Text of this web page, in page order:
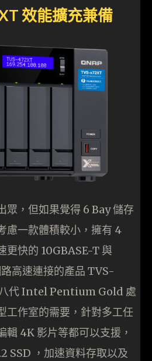
效能擴充兼備
眾，但如果覺得 6 Bay 儲存
慮一款體積較小，擁有 4
更快的 10GBASE-T 與
高速連接的產品 TVS-
代 Intel Pentium Gold 處
工作室的需要，針對多工任
輯 4K 影片等都可以支援，
SSD ，加速資料存取以及